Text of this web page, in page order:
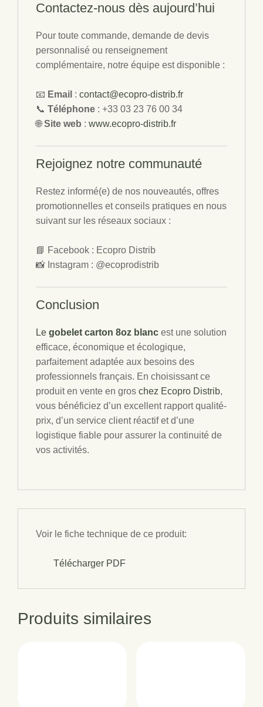
Contactez-nous dès aujourd’hui
Pour toute commande, demande de devis
personnalisé ou renseignement
complémentaire, notre équipe est disponible :
📧 Email : contact@ecopro-distrib.fr
📞 Téléphone : +33 03 23 76 00 34
🌐Site web : www.ecopro-distrib.fr
Rejoignez notre communauté
Restez informé(e) de nos nouveautés, offres
promotionnelles et conseils pratiques en nous
suivant sur les réseaux sociaux :
📘 Facebook : Ecopro Distrib
📸 Instagram : @ecoprodistrib
Conclusion
Le gobelet carton 8oz blanc est une solution
efficace, économique et écologique,
parfaitement adaptée aux besoins des
professionnels français. En choisissant ce
produit en vente en gros chez Ecopro Distrib,
vous bénéficiez d’un excellent rapport qualité-
prix, d’un service client réactif et d’une
logistique fiable pour assurer la continuité de
vos activités.
Voir le fiche technique de ce produit:
Télécharger PDF
Produits similaires